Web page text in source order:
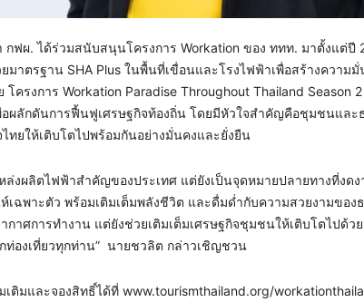
กฟผ. ได้ร่วมสนับสนุนโครงการ Workation ของ ททท. มาตั้งแต่
าตรฐาน SHA Plus ในพื้นที่เขื่อนและโรงไฟฟ้าเพื่อสร้างความมั่
โครงการ Workation Paradise Throughout Thailand Season
ผลักดันการฟื้นฟูเศรษฐกิจท้องถิ่น โดยมีหัวใจสำคัญคือชุมชนและ
ทยให้เติบโตไปพร้อมกันอย่างมั่นคงและยั่งยืน
ล่งผลิตไฟฟ้าสำคัญของประเทศ แต่ยังเป็นจุดหมายปลายทางที่ง
ฉพาะตัว พร้อมเติมเต็มพลังชีวิต และดื่มด่ำกับความสวยงามของ
กาศการทํางาน แต่ยังช่วยเติมเต็มเศรษฐกิจชุมชนให้เติบโตไปด้
ท่องเที่ยวทุกท่าน” นายชวลิต กล่าวเชิญชวน
เติมและจองสิทธิ์ได้ที่ www.tourismthailand.org/